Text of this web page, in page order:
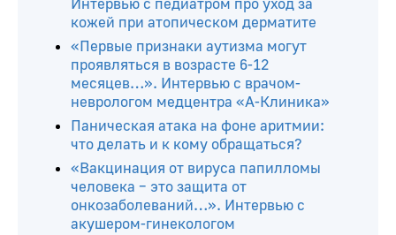
Интервью с педиатром про уход за
кожей при атопическом дерматите
«Первые признаки аутизма могут
проявляться в возрасте 6-12
месяцев…». Интервью с врачом-
неврологом медцентра «А-Клиника»
Паническая атака на фоне аритмии:
что делать и к кому обращаться?
«Вакцинация от вируса папилломы
человека – это защита от
онкозаболеваний…». Интервью с
акушером-гинекологом